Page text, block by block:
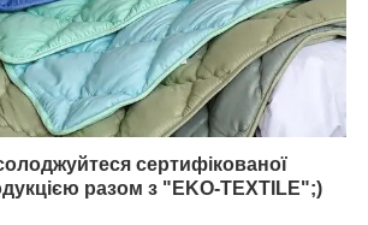
сертифікованої
разом з "EKO-TEXTILE";)